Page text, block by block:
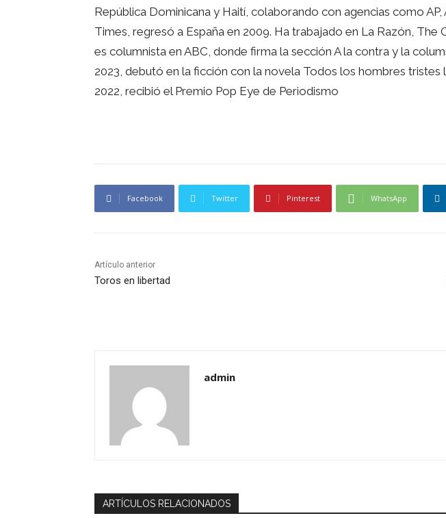
República Dominicana y Haití, colaborando con agencias como
Times, regresó a España en 2009. Ha trabajado en La Razón, The
es columnista en ABC, donde firma la sección A la contra y la
2023, debutó en la ficción con la novela Todos los hombres tristes
2022, recibió el Premio Pop Eye de Periodismo
Facebook Twitter Pinterest WhatsApp
Artículo anterior
Toros en libertad
admin
ARTÍCULOS RELACIONADOS